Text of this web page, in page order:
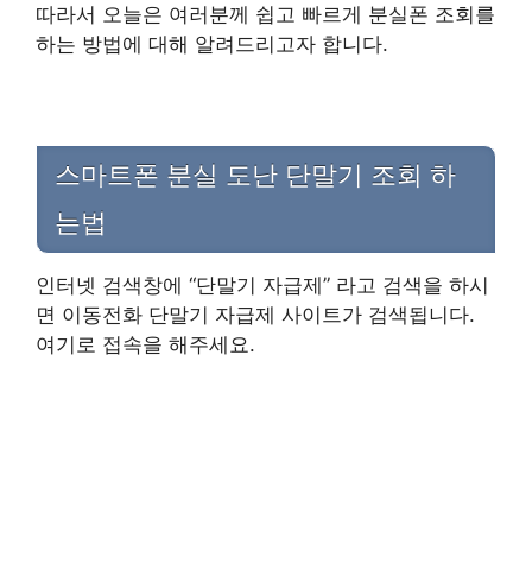
따라서 오늘은 여러분께 쉽고 빠르게 분실폰 조회를
하는 방법에 대해 알려드리고자 합니다.
스마트폰 분실 도난 단말기 조회 하
는법
인터넷 검색창에 “단말기 자급제” 라고 검색을 하시
면 이동전화 단말기 자급제 사이트가 검색됩니다.
여기로 접속을 해주세요.